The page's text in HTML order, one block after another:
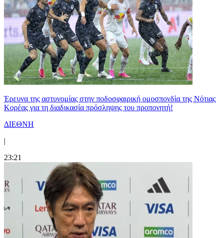
Έρευνα της αστυνομίας στην ποδοσφαιρική ομοσπονδία της Νότιας
Κορέας για τη διαδικασία πρόσληψης του προπονητή!
ΔΙΕΘΝΗ
|
23:21